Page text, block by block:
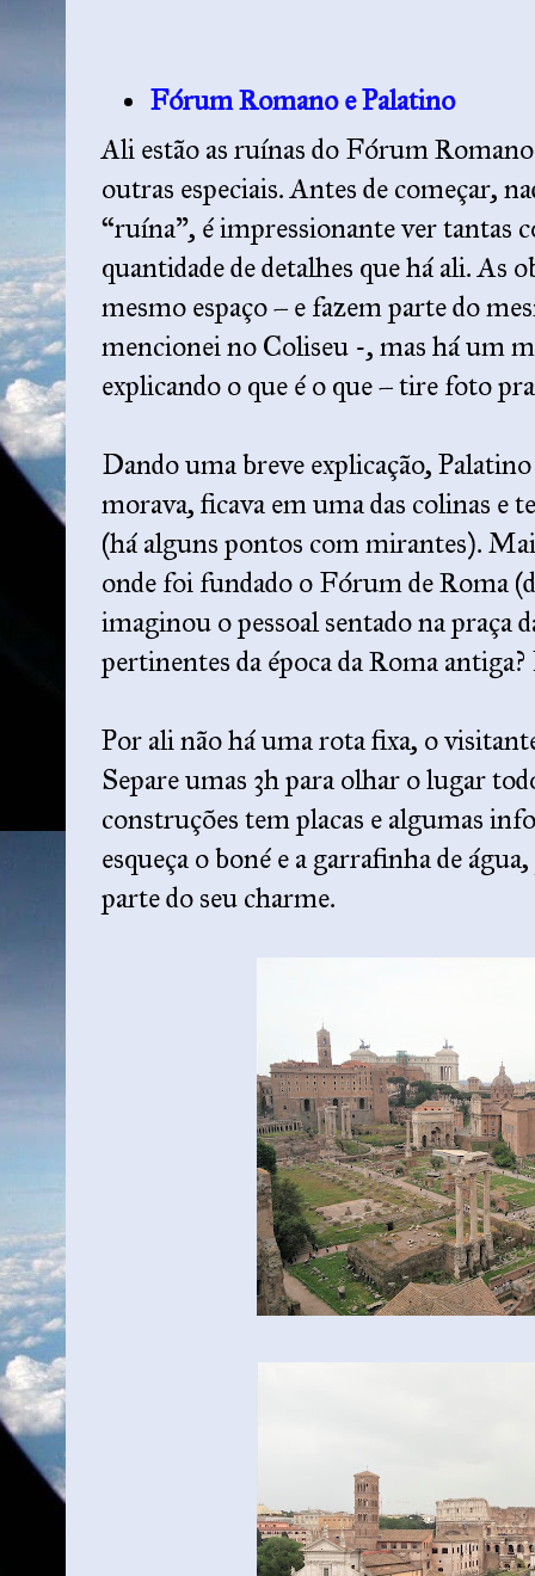
Fórum Romano e Palatino
Ali estão as ruínas do Fórum
outras especiais. Antes de começar,
“ruína”, é impressionante ver tantas
quantidade de detalhes que há ali. As
mesmo espaço – e fazem parte do
mencionei no Coliseu -, mas há um
explicando o que é o que – tire foto
Dando uma breve explicação,
morava, ficava em uma das colinas e
(há alguns pontos com mirantes).
onde foi fundado o Fórum de Roma
imaginou o pessoal sentado na praça
pertinentes da época da Roma
Por ali não há uma rota fixa, o
Separe umas 3h para olhar o lugar
construções tem placas e algumas
esqueça o boné e a garrafinha de
parte do seu charme.